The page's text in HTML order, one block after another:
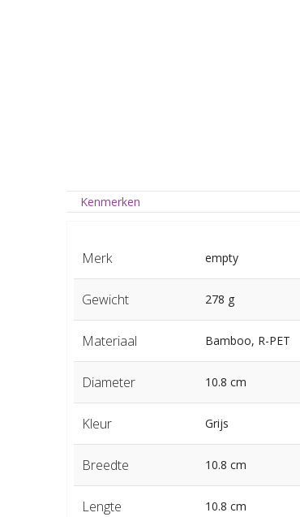
Kenmerken
Merk empty
Gewicht 278 g
Materiaal Bamboo, R-PET
Diameter 10.8 cm
Kleur Grijs
Breedte 10.8 cm
Lengte 10.8 cm